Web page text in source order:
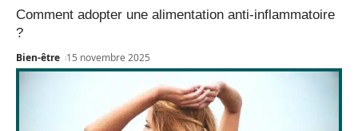
Comment adopter une alimentation anti-inflammatoire
?
Bien-être 15 novembre 2025